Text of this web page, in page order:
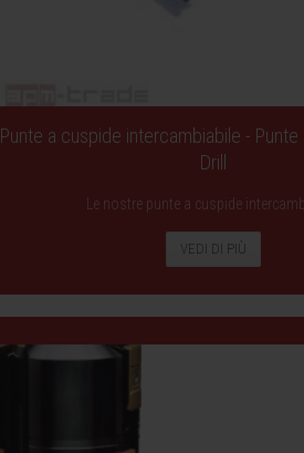
Punte a cuspide intercambiabile -
Drill
Le nostre punte a cuspide
VEDI DI PIÙ